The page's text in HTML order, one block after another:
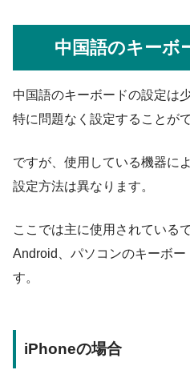
中国語のキーボ
中国語のキーボードの設定は
特に問題なく設定することが
ですが、使用している機器に
設定方法は異なります。
ここでは主に使用されている
Android、パソコンのキーボー
す。
iPhoneの場合